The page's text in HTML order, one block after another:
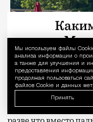
Мы используем файлы
анализа информации о
а также для улучшения и
предоставления
продолжая пользоваться
файлов Cookie и данных
Принять
Вокруг атмосфера